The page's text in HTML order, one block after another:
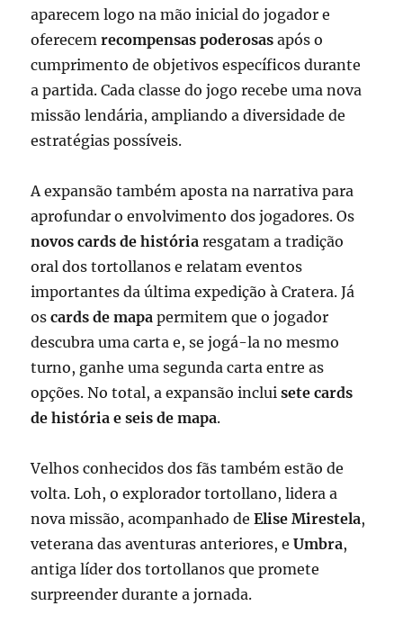
aparecem logo na mão inicial do jogador e
oferecemrecompensas poderosas após o
cumprimento de objetivos específicos durante
a partida. Cada classe do jogo recebe uma nova
missão lendária, ampliando a diversidade de
estratégias possíveis.
A expansão também aposta na narrativa para
aprofundar o envolvimento dos jogadores. Os
novos cards de história resgatam a tradição
oral dos tortollanos e relatam eventos
importantes da última expedição à Cratera. Já
oscards de mapa permitem que o jogador
descubra uma carta e, se jogá-la no mesmo
turno, ganhe uma segunda carta entre as
opções. No total, a expansão incluisete cards
de história e seis de mapa.
Velhos conhecidos dos fãs também estão de
volta. Loh, o explorador tortollano, lidera a
nova missão, acompanhado deElise Mirestela,
veterana das aventuras anteriores, eUmbra,
antiga líder dos tortollanos que promete
surpreender durante a jornada.